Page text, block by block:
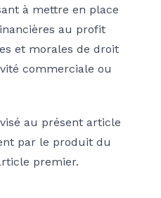
à mettre en place
au profit
et morales de droit
commerciale ou
au présent article
par le produit du
premier.